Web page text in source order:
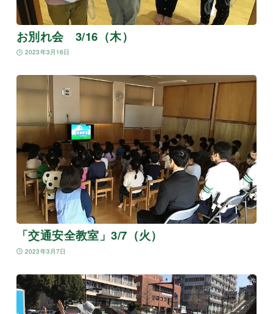
お別れ会 3/16（木）
2023年3月16日
「交通安全教室」3/7（火）
2023年3月7日